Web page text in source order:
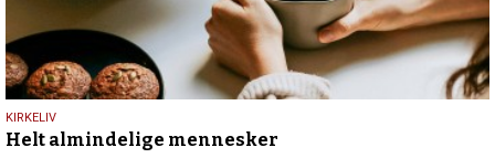
9.
juli
KIRKELIV
Helt almindelige mennesker